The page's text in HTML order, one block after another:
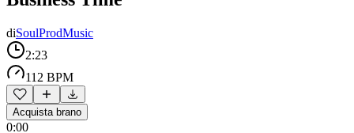
diSoulProdMusic
2:23
112 BPM
Acquista brano
0:00